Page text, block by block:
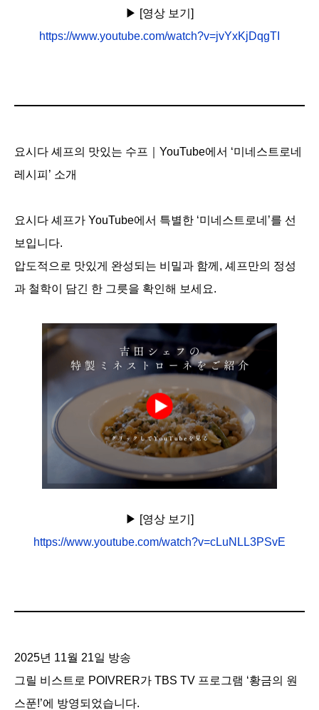
▶︎ [영상 보기]
https://www.youtube.com/watch?v=jvYxKjDqgTI
요시다 셰프의 맛있는 수프｜YouTube에서 ‘미네스트로네
레시피’ 소개
요시다 셰프가 YouTube에서 특별한 ‘미네스트로네’를 선
보입니다.
압도적으로 맛있게 완성되는 비밀과 함께, 셰프만의 정성
과 철학이 담긴 한 그릇을 확인해 보세요.
▶︎ [영상 보기]
https://www.youtube.com/watch?v=cLuNLL3PSvE
2025년 11월 21일 방송
그릴 비스트로 POIVRER가 TBS TV 프로그램 ‘황금의 원
스푼!’에 방영되었습니다.